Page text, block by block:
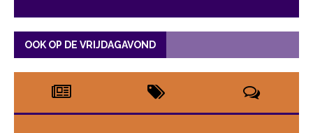
OOK OP DE VRIJDAGAVOND